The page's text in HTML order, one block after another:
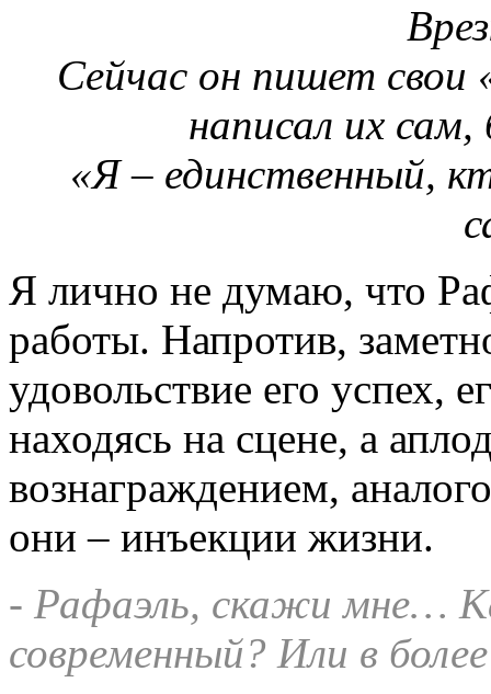
Сейчас он пишет
написал их
«Я – единственный,
Я лично не думаю, что
работы. Напротив,
удовольствие его успех,
находясь на сцене, а
вознаграждением,
они – инъекции жизни.
- Рафаэль, скажи мне…
современный? Или в